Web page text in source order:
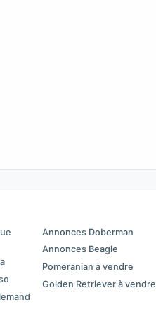
Annonces Doberman
Annonces Beagle
Pomeranian à vendre
Golden Retriever à vendre